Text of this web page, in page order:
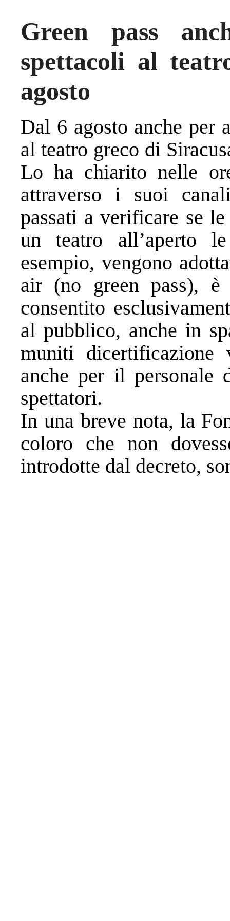
Green pass
spettacoli al
agosto
Dal 6 agosto anche per
al teatro greco di
Lo ha chiarito nelle
attraverso i suoi
passati a verificare se
un teatro all’aperto
esempio, vengono
air (no green pass),
consentito
al pubblico, anche in
muniti dicertificazione
anche per il
spettatori.
In una breve nota, la
coloro che non
introdotte dal decreto,